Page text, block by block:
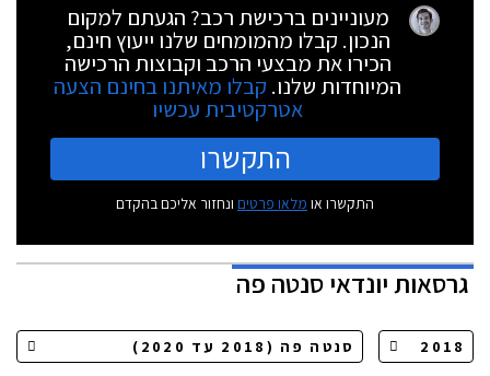
מעוניינים ברכישת רכב? הגעתם למקום
הנכון. קבלו מהמומחים שלנו ייעוץ חינם,
הכירו את מבצעי הרכב וקבוצות הרכישה
המיוחדות שלנו. קבלו מאיתנו בחינם הצעה
אטרקטיבית עכשיו
התקשרו
התקשרו או מלאו פרטים ונחזור אליכם בהקדם
גרסאותיונדאי סנטה פה